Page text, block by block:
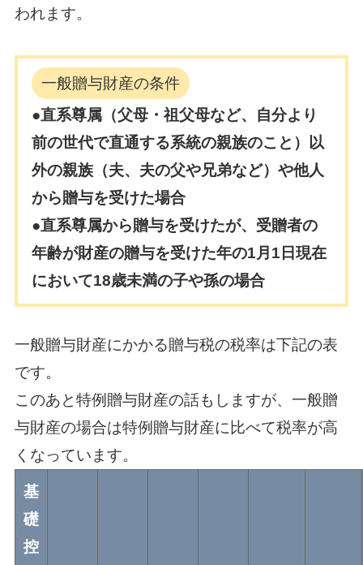
われます。
一般贈与財産の条件
●直系尊属（父母・祖父母など、自分より
前の世代で直通する系統の親族のこと）以
外の親族（夫、夫の父や兄弟など）や他人
から贈与を受けた場合
●直系尊属から贈与を受けたが、受贈者の
年齢が財産の贈与を受けた年の1月1日現在
において18歳未満の子や孫の場合
一般贈与財産にかかる贈与税の税率は下記の表
です。
このあと特例贈与財産の話もしますが、一般贈
与財産の場合は特例贈与財産に比べて税率が高
くなっています。
基
礎
控